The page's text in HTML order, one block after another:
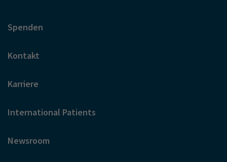
Spenden
Kontakt
Karriere
International Patients
Newsroom